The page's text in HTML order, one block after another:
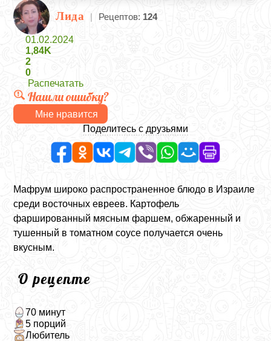
Лида | Рецептов: 124
01.02.2024
1,84K
2
0
Распечатать
Нашли ошибку?
Мне нравится
Поделитесь с друзьями
Мафрум широко распространенное блюдо в Израиле
среди восточных евреев. Картофель
фаршированный мясным фаршем, обжаренный и
тушенный в томатном соусе получается очень
вкусным.
О рецепте
70 минут
5 порций
Любитель